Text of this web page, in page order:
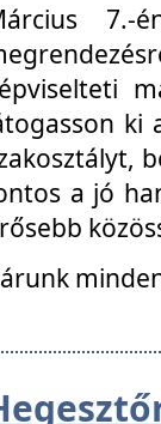
7.-
ki
a jó